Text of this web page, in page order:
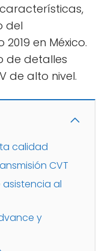
del
en México.
de detalles
de alto nivel.
calidad
CVT
al
y